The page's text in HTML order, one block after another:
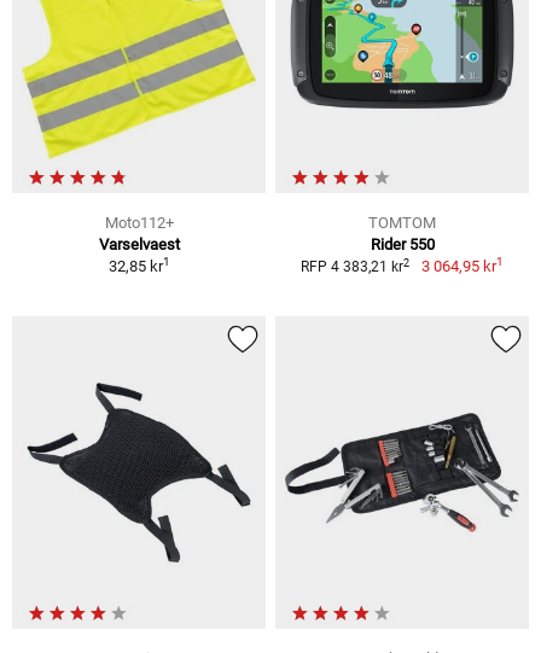
Moto112+
Varselvaest
32,85 kr1
TOMTOM
Rider 550
RFP 4 383,21 kr2 3 064,95 kr1